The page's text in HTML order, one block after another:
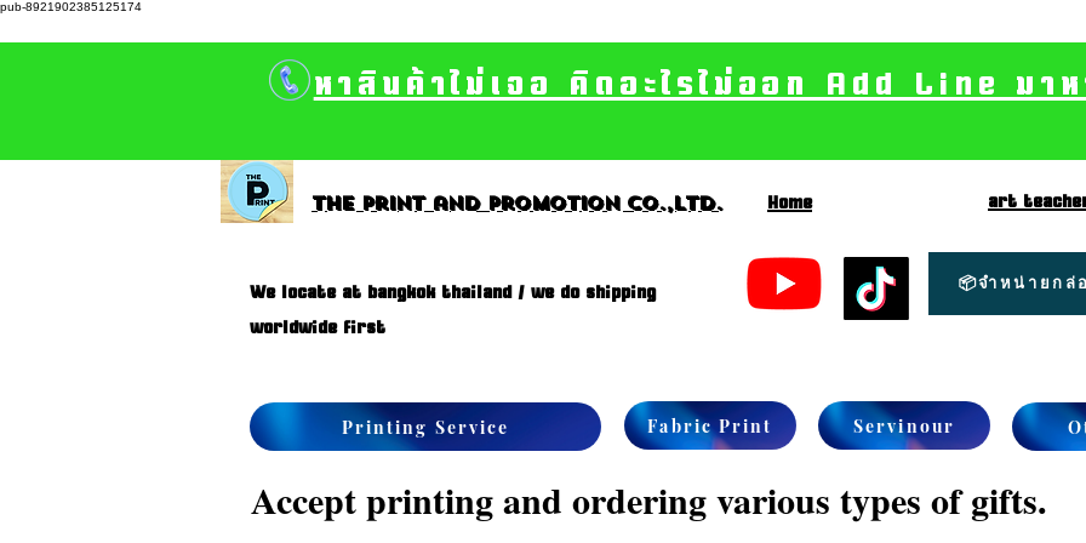
pub-8921902385125174
หาสินค้าไม่เจอ คิดอะไรไม่ออก Add Line มา
The print and promotion CO.,Ltd. Home art
We locate at bangkok thailand / we do shipping
worldwide first
📦จำหน่ายกล่
Printing Service Fabric Print Servinour
Accept printing and ordering various types of gifts.